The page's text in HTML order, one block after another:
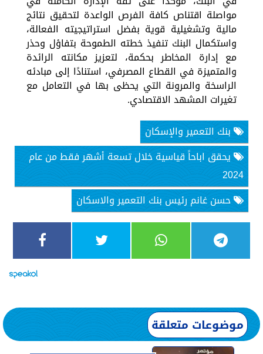
مواصلة اقتناص كافة الفرص الواعدة لتحقيق نتائج
مالية وتشغيلية قوية بفضل استراتيجيته الفعالة،
واستكمال البنك تنفيذ خطته الطموحة بتفاؤل وحذر
مع إدارة المخاطر بحكمة، لتعزيز مكانته الرائدة
والمتميزة في القطاع المصرفي، استنادًا إلى مبادئه
الراسخة والمرونة التي يحظى بها في التعامل مع
تغيرات المشهد الاقتصادي.
بنك التعمير والإسكان
يحقق اباحاً قياسية خلال تسعة أشهر فقط من عام
2024
حسن غانم رئيس بنك التعمير والاسكان
موضوعات متعلقة